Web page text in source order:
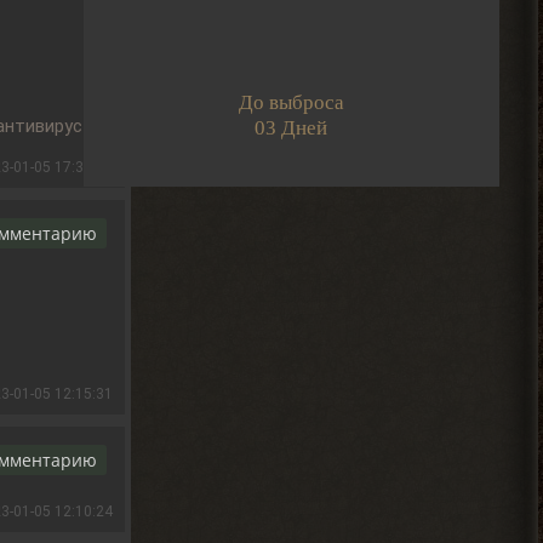
01-05 17:35:31
01-05 12:15:31
01-05 12:10:24
> Alehandro , ну так я делаю
До выброса
03 Дней